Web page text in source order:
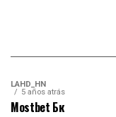
LAHD_HN
5 años atrás
Mostbet Бк